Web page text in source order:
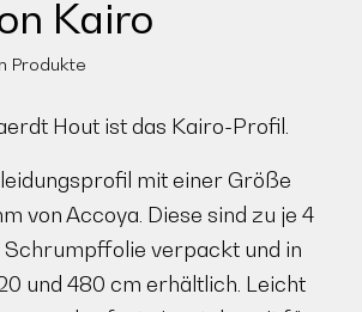
Kairo
Produkte
Hout ist das Kairo-Profil.
mit einer Größe
von Accoya. Diese sind zu je 4
verpackt und in
und 480 cm erhältlich. Leicht